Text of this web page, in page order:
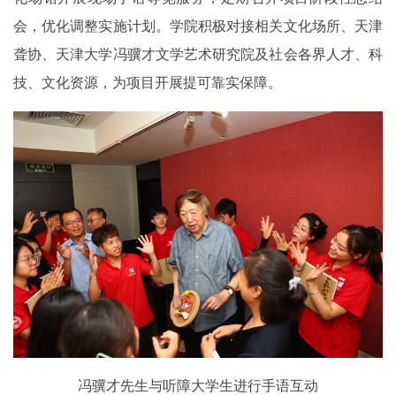
会，优化调整实施计划。学院积极对接相关文化场所、天津
聋协、天津大学冯骥才文学艺术研究院及社会各界人才、科
技、文化资源，为项目开展提可靠实保障。
冯骥才先生与听障大学生进行手语互动